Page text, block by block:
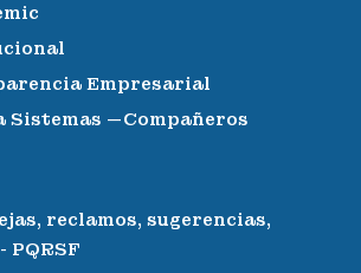
Empresarial
Sistemas —Compañeros
reclamos, sugerencias,